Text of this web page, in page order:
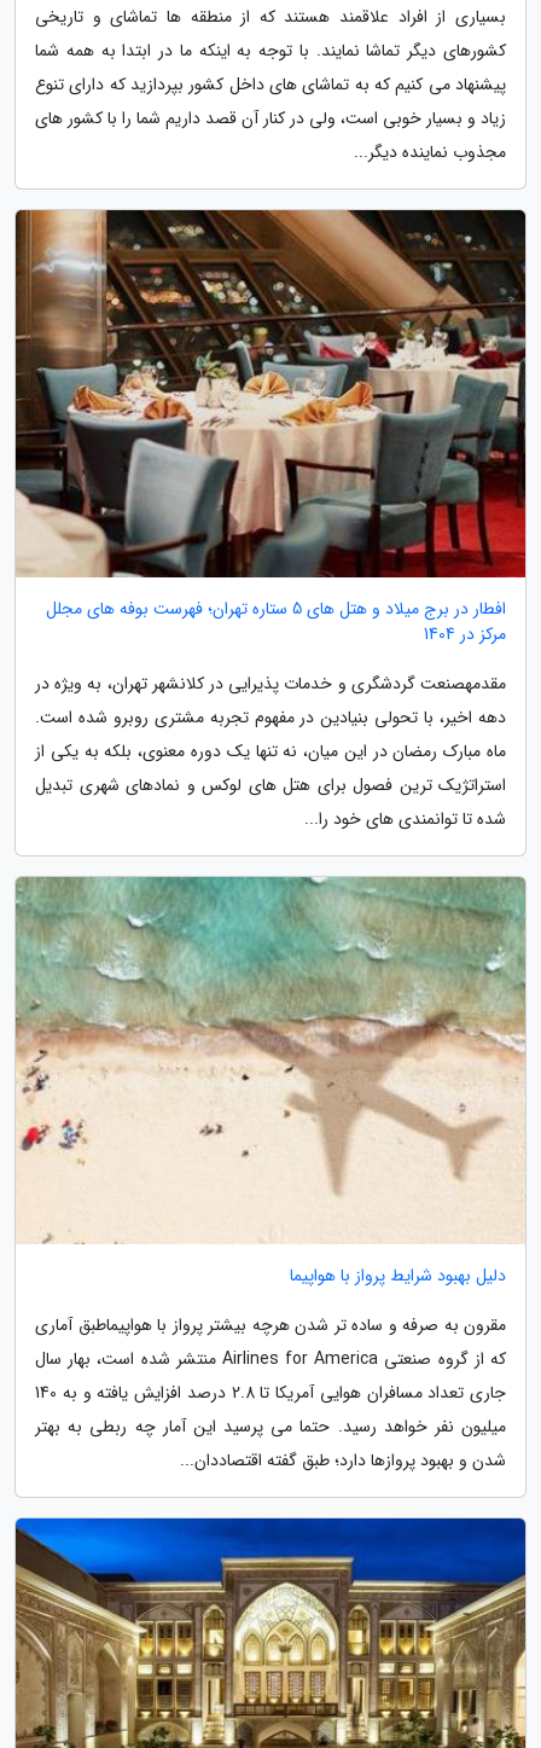
بسیاری از افراد علاقمند هستند که از منطقه ها تماشای و تاریخی
کشورهای دیگر تماشا نمایند. با توجه به اینکه ما در ابتدا به همه شما
پیشنهاد می کنیم که به تماشای های داخل کشور بپردازید که دارای تنوع
زیاد و بسیار خوبی است، ولی در کنار آن قصد داریم شما را با کشور های
مجذوب نماینده دیگر...
افطار در برج میلاد و هتل های 5 ستاره تهران؛ فهرست بوفه های مجلل
مرکز در 1404
مقدمهصنعت گردشگری و خدمات پذیرایی در کلانشهر تهران، به ویژه در
دهه اخیر، با تحولی بنیادین در مفهوم تجربه مشتری روبرو شده است.
ماه مبارک رمضان در این میان، نه تنها یک دوره معنوی، بلکه به یکی از
استراتژیک ترین فصول برای هتل های لوکس و نمادهای شهری تبدیل
شده تا توانمندی های خود را...
دلیل بهبود شرایط پرواز با هواپیما
مقرون به صرفه و ساده تر شدن هرچه بیشتر پرواز با هواپیماطبق آماری
که از گروه صنعتی Airlines for America منتشر شده است، بهار سال
جاری تعداد مسافران هوایی آمریکا تا 2.8 درصد افزایش یافته و به 140
میلیون نفر خواهد رسید. حتما می پرسید این آمار چه ربطی به بهتر
شدن و بهبود پروازها دارد؛ طبق گفته اقتصاددان...